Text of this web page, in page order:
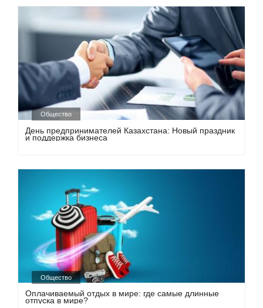
Общество
День предпринимателей Казахстана: Новый праздник
и поддержка бизнеса
Общество
Оплачиваемый отдых в мире: где самые длинные
отпуска в мире?